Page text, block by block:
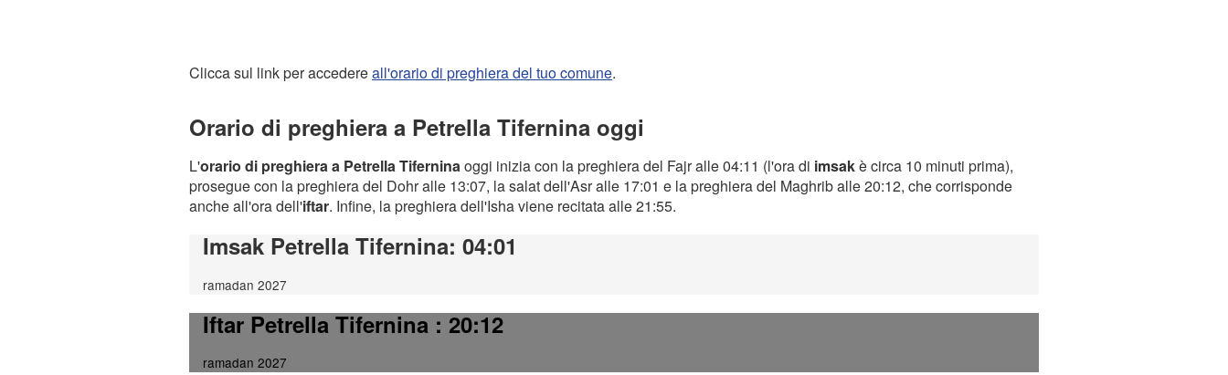
Clicca sul link per accedereall'orario di preghiera del tuo comune.
Orario di preghiera a Petrella Tifernina oggi
L'orario di preghiera a Petrella Tiferninaoggi inizia con la preghiera del Fajr alle 04:11 (l'ora di imsakè circa 10 minuti prima),
prosegue con la preghiera del Dohr alle 13:07, la salat dell'Asr alle 17:01 e la preghiera del Maghrib alle 20:12, che corrisponde
anche all'ora dell'iftar. Infine, la preghiera dell'Isha viene recitata alle 21:55.
Imsak Petrella Tifernina: 04:01
ramadan 2027
Iftar Petrella Tifernina: 20:12
ramadan 2027